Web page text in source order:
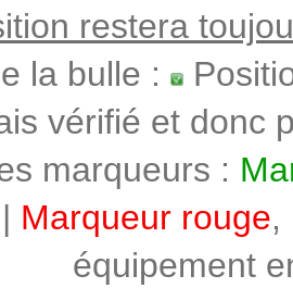
restera
la bulle :
vérifié et donc
marqueurs :
Marqueur rouge,
équipement